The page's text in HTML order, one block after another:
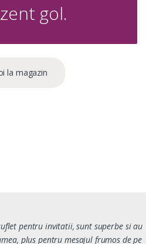
gol.
la magazin
pentru invitatii, sunt superbe si au
plus pentru mesajul frumos de pe